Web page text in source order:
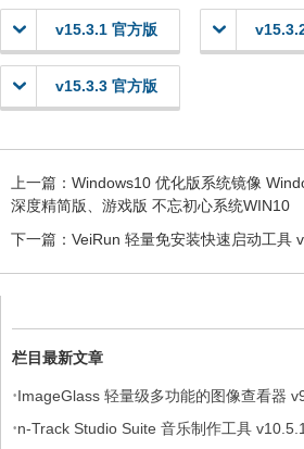
v15.3.1 官方版
v15.3.3 官方版
上一篇： Windows10 优化版系统镜像
深度精简版、游戏版 不忘初心系统WIN10
下一篇： VeiRun 轻量免安装快速启动工具
栏目最新文章
·ImageGlass 轻量级多功能的图像查看器
·n-Track Studio Suite 音乐制作工具